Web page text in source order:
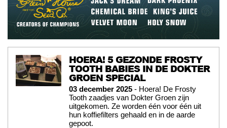
HOERA! 5 GEZONDE FROSTY
TOOTH BABIES IN DE DOKTER
GROEN SPECIAL
03 december 2025 - Hoera! De Frosty
Tooth zaadjes van Dokter Groen zijn
uitgekomen. Ze worden één voor één uit
hun koffiefilters gehaald en in de aarde
gepoot.